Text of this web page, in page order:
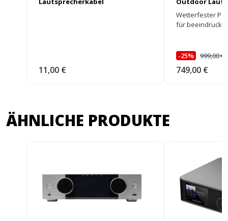
11,00 €
Wetterfester
für
-25% 999,00 €
749,00 €
ÄHNLICHE PRODUKTE